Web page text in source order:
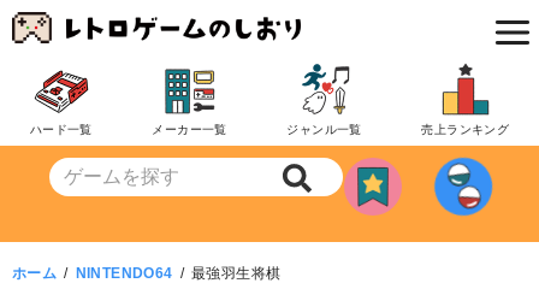
コ
ン
ツ
動
ハード一覧 メーカー一覧 ジャンル一覧 売上ランキング
ホーム NINTENDO64 最強羽生将棋